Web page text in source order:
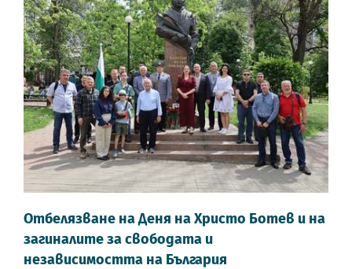
Отбелязване на Деня на Христо Ботев и на
загиналите за свободата и
независимостта на България